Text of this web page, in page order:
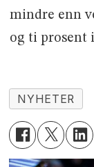
mindre enn
og ti prosent i
NYHETER